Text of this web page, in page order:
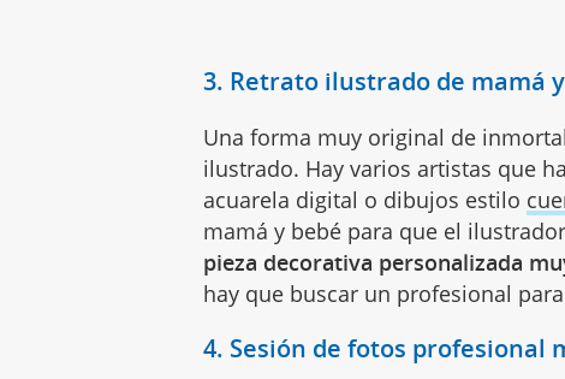
3. Retrato ilustrado de mamá
Una forma muy original de
ilustrado. Hay varios artistas que
acuarela digital o dibujos estilo
mamá y bebé para que el
pieza decorativa personalizada
hay que buscar un profesional
4. Sesión de fotos profesional